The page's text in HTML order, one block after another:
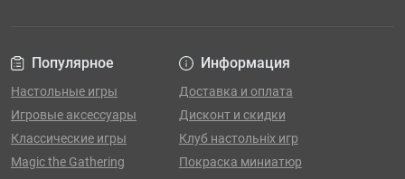
Популярное
Настольные игры
Игровые аксессуары
Классические игры
Magic the Gathering
Информация
Доставка и оплата
Дисконт и скидки
Клуб настольніх игр
Покраска миниатюр